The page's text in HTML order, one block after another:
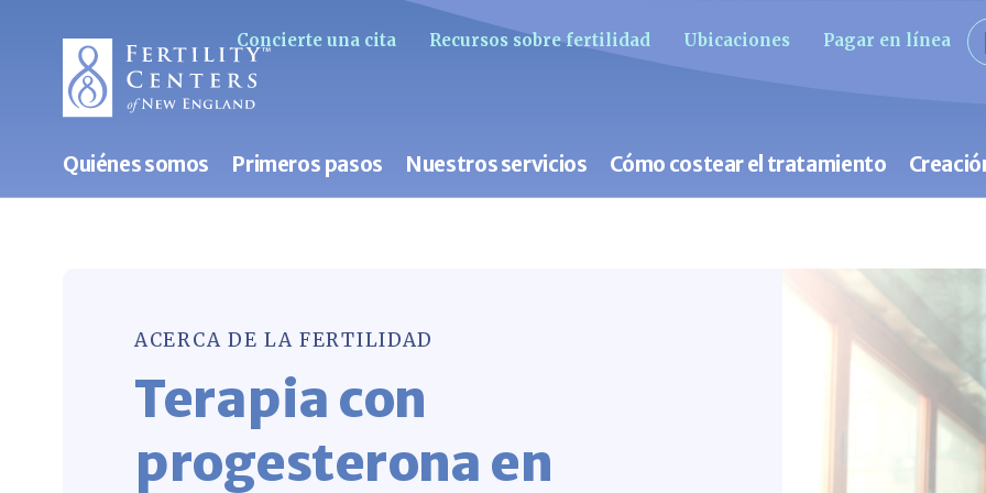
Concierte una cita Recursos sobre fertilidad Ubicaciones Pagar en línea
Quiénes somos Primeros pasos Nuestros servicios Cómo costear el tratamiento
ACERCA DE LA FERTILIDAD
Terapia con
progesterona en